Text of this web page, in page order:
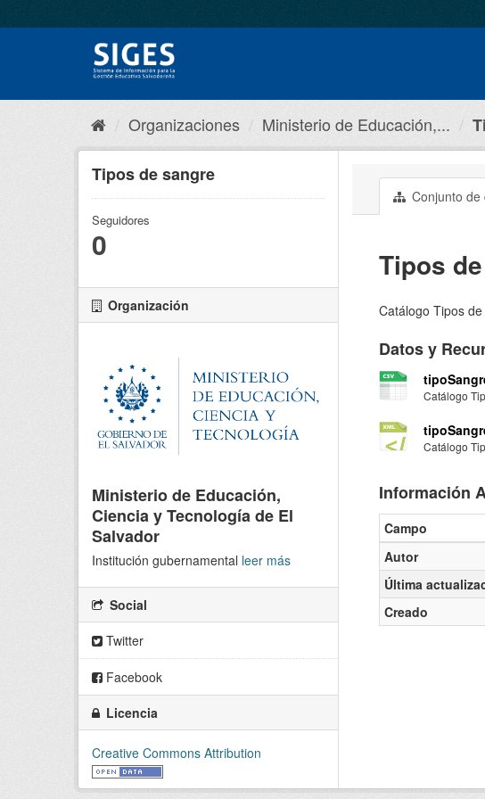
Organizaciones Ministerio de Educación,...
Tipos de sangre
Seguidores
0
Organización
Ministerio de Educación,
Ciencia y Tecnología de El
Salvador
Institución gubernamental leer más
Social
Twitter
Facebook
Licencia
Creative Commons Attribution
Conjunto de
Tipos
Catálogo Tipos
Datos y
Catálogo
Catálogo
Información
Campo
Autor
Última
Creado